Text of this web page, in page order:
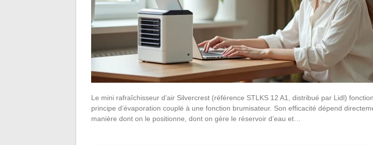
Le mini rafraîchisseur d’air Silvercrest (référence STLKS 12 A1, distribué par Lidl)
principe d’évaporation couplé à une fonction brumisateur. Son efficacité dépend
manière dont on le positionne, dont on gère le réservoir d’eau et…